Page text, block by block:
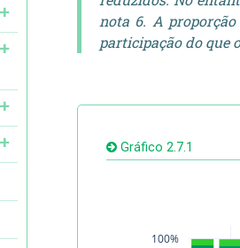
nota 6. A
participação do que
Gráfico 2.7.1
100%